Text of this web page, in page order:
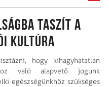
taszít a
kultúra
hogy kihagyhatatlan
való alapvető jogunk
egészségünkhöz szükséges